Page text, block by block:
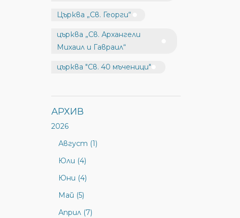
Църква „Св. Георги“
църква „Св. Архангели
Михаил и Гавраил“
църква "Св. 40 мъченици"
АРХИВ
2026
Август (1)
Юли (4)
Юни (4)
Май (5)
Април (7)